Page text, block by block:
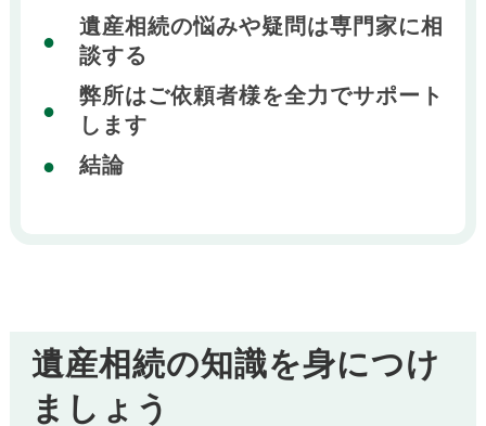
遺産相続の悩みや疑問は専門家に相
談する
弊所はご依頼者様を全力でサポート
します
結論
遺産相続の知識を身につけ
ましょう